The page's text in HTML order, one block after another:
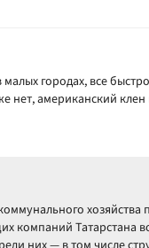
городах, все
нет, американский
хозяйства
компаний Татарстана